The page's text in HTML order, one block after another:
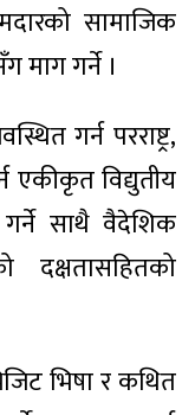
सामाजिक
माग गर्ने ।
गर्न परराष्ट्र,
एकीकृत विद्युतीय
साथै वैदेशिक
दक्षतासहितको
भिषा र कथित